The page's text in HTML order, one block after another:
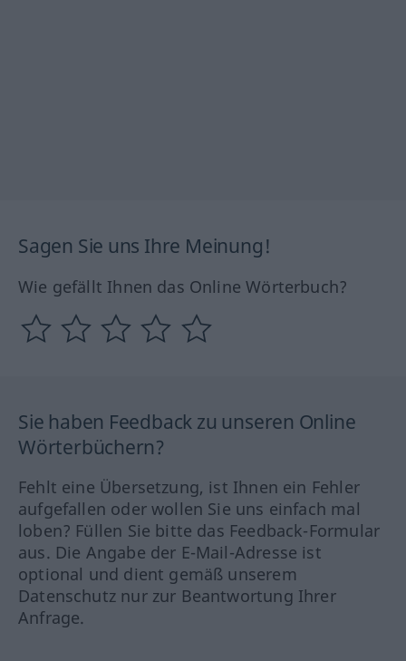
Sagen Sie uns Ihre Meinung!
Wie gefällt Ihnen das Online Wörterbuch?
Sie haben Feedback zu unseren Online
Wörterbüchern?
Fehlt eine Übersetzung, ist Ihnen ein Fehler
aufgefallen oder wollen Sie uns einfach mal
loben? Füllen Sie bitte das Feedback-Formular
aus. Die Angabe der E-Mail-Adresse ist
optional und dient gemäß unserem
Datenschutz nur zur Beantwortung Ihrer
Anfrage.